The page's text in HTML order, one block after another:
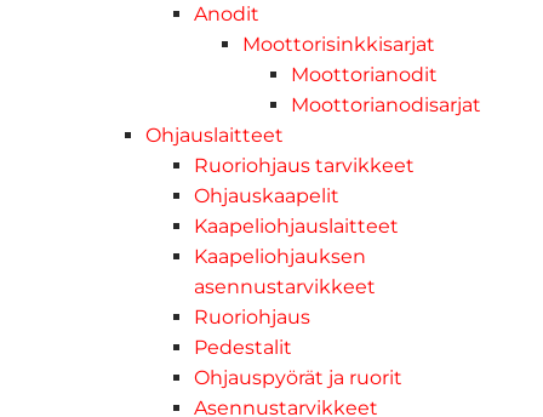
Anodit
Moottorisinkkisarjat
Moottorianodit
Moottorianodisarjat
Ohjauslaitteet
Ruoriohjaus tarvikkeet
Ohjauskaapelit
Kaapeliohjauslaitteet
Kaapeliohjauksen
asennustarvikkeet
Ruoriohjaus
Pedestalit
Ohjauspyörät ja ruorit
Asennustarvikkeet